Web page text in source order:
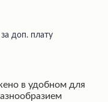
доп. плату
в удобном для